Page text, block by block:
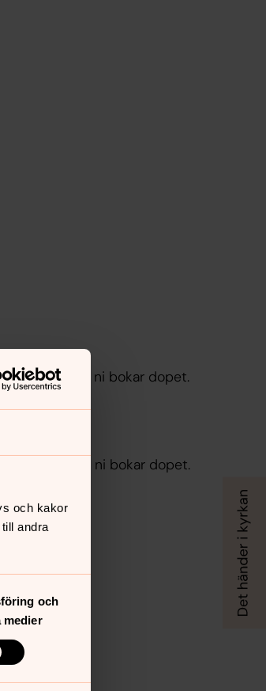
och kakor
andra
och
medier
B när ni bokar dopet.
D när ni bokar dopet.